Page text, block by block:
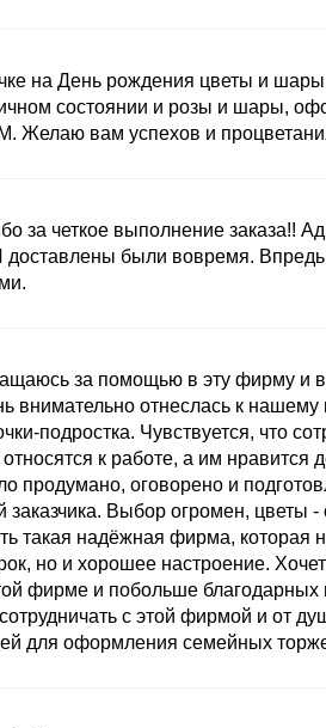
на День рождения цветы и
состоянии и розы и шары,
вам успехов и
за четкое выполнение заказа!!
доставлены были вовремя. Впредь
за помощью в эту фирму и
внимательно отнеслась к
подростка. Чувствуется, что
к работе, а им нравится
продумано, оговорено и
заказчика. Выбор огромен, цветы
такая надёжная фирма, которая
но и хорошее настроение.
фирме и побольше благодарных
с этой фирмой и от
для оформления семейных